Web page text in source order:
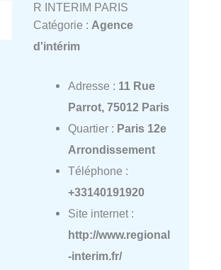
R INTERIM PARIS
Catégorie : Agence
d'intérim
Adresse : 11 Rue
Parrot, 75012 Paris
Quartier : Paris 12e
Arrondissement
Téléphone :
+33140191920
Site internet :
http://www.regional
-interim.fr/